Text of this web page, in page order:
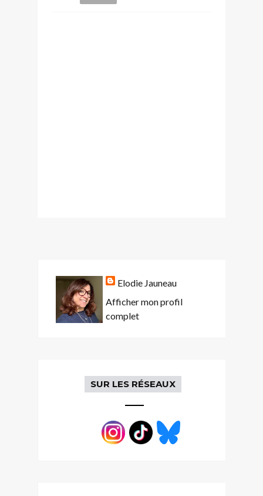
Elodie Jauneau
Afficher mon profil
complet
SUR LES RÉSEAUX